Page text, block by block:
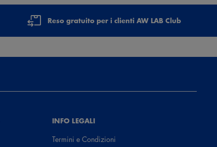
Reso gratuito per i clienti AW LAB Club
INFO LEGALI
Termini e Condizioni